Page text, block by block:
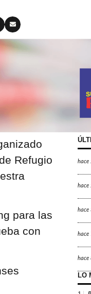
Refugio
para las
con
hace
hace
hace
hace
hace
LO